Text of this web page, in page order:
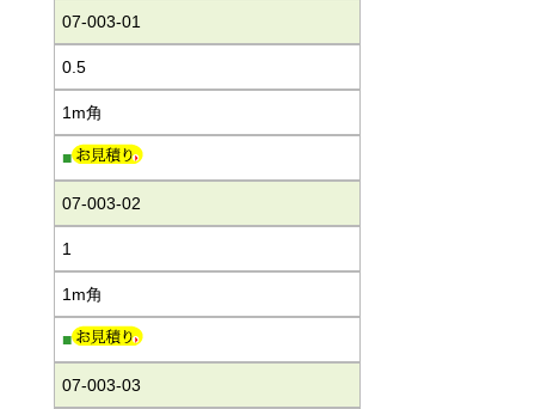
07-003-01
0.5
1m角
■
07-003-02
1
1m角
■
07-003-03